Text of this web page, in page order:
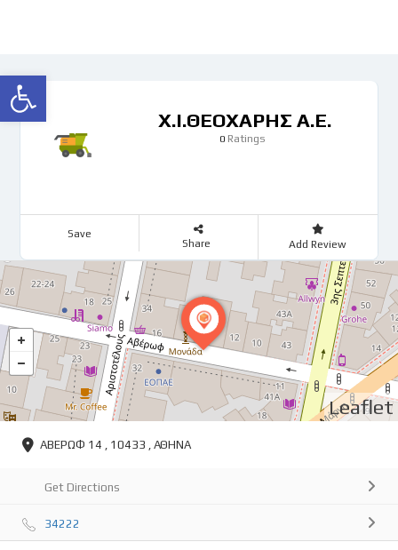
Ανοίξτε τη γραμμή εργαλείων
Χ.Ι.ΘΕΟΧΑΡΗΣ Α.Ε.
0Ratings
Save
Share Add Review
Leaflet
ΑΒΕΡΩΦ 14 , 10433 , ΑΘΗΝΑ
Get Directions
34222